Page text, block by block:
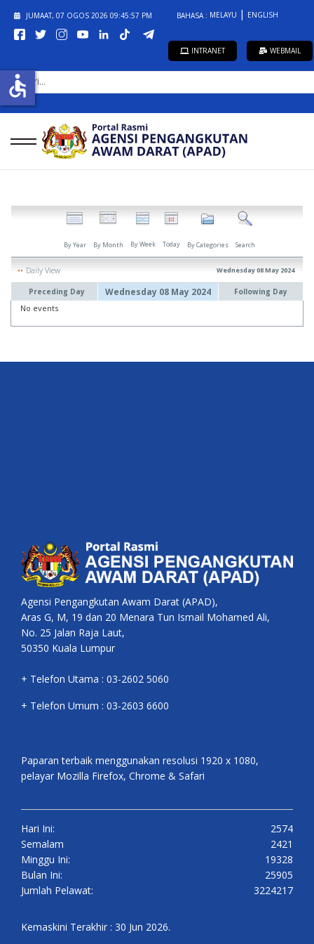
JUMAAT, 07 OGOS 2026 09:45:57 PM BAHASA : MELAYU ENGLISH
INTRANET WEBMAIL
CARI...
By Year By Month By Week Today By Categories Search
Daily View Wednesday 08 May 2024
Preceding Day Wednesday 08 May 2024 Following Day
No events
Agensi Pengangkutan Awam Darat (APAD),
Aras G, M, 19 dan 20 Menara Tun Ismail Mohamed Ali,
No. 25 Jalan Raja Laut,
50350 Kuala Lumpur
+ Telefon Utama : 03-2602 5060
+ Telefon Umum : 03-2603 6600
Paparan terbaik menggunakan resolusi 1920 x 1080,
pelayar Mozilla Firefox, Chrome & Safari
Hari Ini:
2574
Semalam
2421
Minggu Ini:
19328
Bulan Ini:
25905
Jumlah Pelawat:
3224217
Kemaskini Terakhir : 30 Jun 2026.
accessible